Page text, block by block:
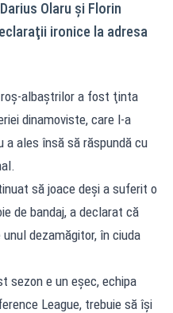
Olaru şi Florin
ironice la adresa
albaştrilor a fost ţinta
dinamoviste, care l-a
a ales însă să răspundă cu
să joace deşi a suferit o
de bandaj, a declarat că
dezamăgitor, în ciuda
sezon e un eșec, echipa
League, trebuie să își